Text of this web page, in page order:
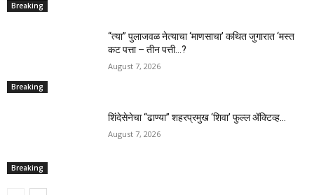
Breaking
Breaking
“त्या” पुलाजवळ नेत्याचा ‘माणसाचा’ कथित जुगारात ‘मस्त
कट पत्ता – तीन पत्ती…?
August 7, 2026
Breaking
शिंदेसेनेचा “ढाण्या” शहरप्रमुख ‘शिवा’ फुल्ल ॲक्टिव्ह…
August 7, 2026